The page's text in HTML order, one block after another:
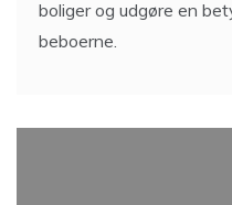
boliger og udgøre en
beboerne.